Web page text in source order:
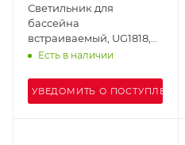
Светильник для
бассейна
встраиваемый, UG1818,
AC12V 18W IP68 Blue,
Есть в наличии
УВЕДОМИТЬ О ПОСТУПЛЕНИИ